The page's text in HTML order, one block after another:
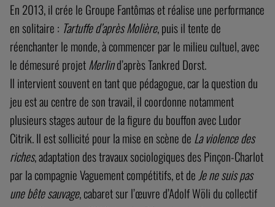
En 2013, il crée le Groupe Fantômas et réalise une performance
en solitaire : Tartuffe d’après Molière, puis il tente de
réenchanter le monde, à commencer par le milieu cultuel, avec
le démesuré projetMerlind’après Tankred Dorst.
Il intervient souvent en tant que pédagogue, car la question du
jeu est au centre de son travail, il coordonne notamment
plusieurs stages autour de la figure du bouffon avec Ludor
Citrik. Il est sollicité pour la mise en scène de La violence des
riches, adaptation des travaux sociologiques des Pinçon-Charlot
par la compagnie Vaguement compétitifs, et deJe ne suis pas
une bête sauvage, cabaret sur l’œuvre d’Adolf Wöli du collectif